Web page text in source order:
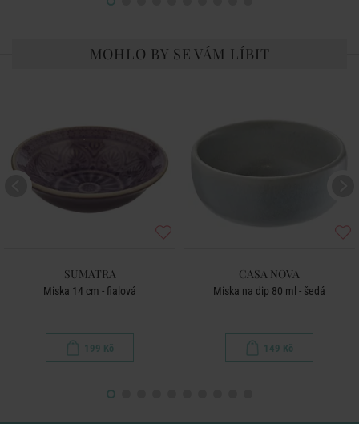
MOHLO BY SE VÁM LÍBIT
SUMATRA
Miska 14 cm - fialová
199 Kč
CASA NOVA
Miska na dip 80 ml - šedá
149 Kč